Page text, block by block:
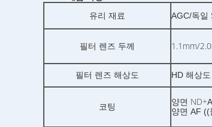
유리 재료 AGC/독일
필터 렌즈 두께 1.1mm/
필터 렌즈 해상도 HD 해상도
코팅 양면 ND+
양면 AF ((